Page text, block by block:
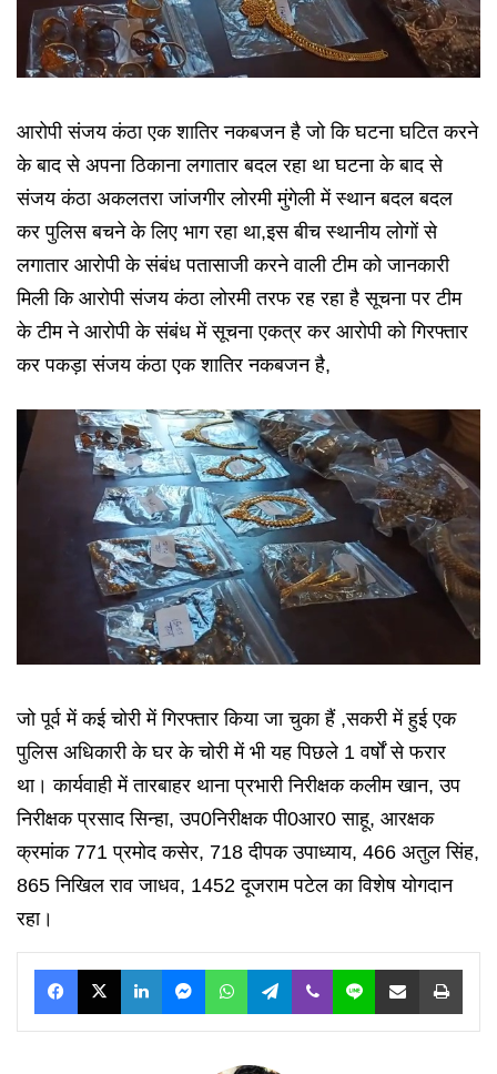
आरोपी संजय कंठा एक शातिर नकबजन है जो कि घटना घटित करने
के बाद से अपना ठिकाना लगातार बदल रहा था घटना के बाद से
संजय कंठा अकलतरा जांजगीर लोरमी मुंगेली में स्थान बदल बदल
कर पुलिस बचने के लिए भाग रहा था,इस बीच स्थानीय लोगों से
लगातार आरोपी के संबंध पतासाजी करने वाली टीम को जानकारी
मिली कि आरोपी संजय कंठा लोरमी तरफ रह रहा है सूचना पर टीम
के टीम ने आरोपी के संबंध में सूचना एकत्र कर आरोपी को गिरफ्तार
कर पकड़ा संजय कंठा एक शातिर नकबजन है,
जो पूर्व में कई चोरी में गिरफ्तार किया जा चुका हैं ,सकरी में हुई एक
पुलिस अधिकारी के घर के चोरी में भी यह पिछले 1 वर्षों से फरार
था। कार्यवाही में तारबाहर थाना प्रभारी निरीक्षक कलीम खान, उप
निरीक्षक प्रसाद सिन्हा, उप0निरीक्षक पी0आर0 साहू, आरक्षक
क्रमांक 771 प्रमोद कसेर, 718 दीपक उपाध्याय, 466 अतुल सिंह,
865 निखिल राव जाधव, 1452 दूजराम पटेल का विशेष योगदान
रहा।
Facebook
X LinkedInMessengerWhatsAppTelegram
Viber Line Share via Email Print